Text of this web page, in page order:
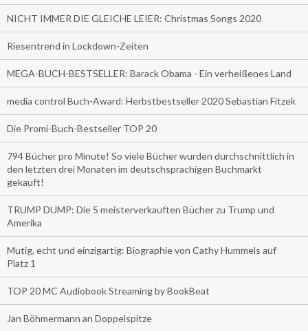
NICHT IMMER DIE GLEICHE LEIER: Christmas Songs 2020
Riesentrend in Lockdown-Zeiten
MEGA-BUCH-BESTSELLER: Barack Obama - Ein verheißenes Land
media control Buch-Award: Herbstbestseller 2020 Sebastian Fitzek
Die Promi-Buch-Bestseller TOP 20
794 Bücher pro Minute! So viele Bücher wurden durchschnittlich in
den letzten drei Monaten im deutschsprachigen Buchmarkt
gekauft!
TRUMP DUMP: Die 5 meisterverkauften Bücher zu Trump und
Amerika
Mutig, echt und einzigartig: Biographie von Cathy Hummels auf
Platz 1
TOP 20 MC Audiobook Streaming by BookBeat
Jan Böhmermann an Doppelspitze